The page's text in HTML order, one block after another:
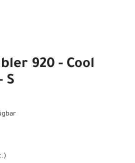
920 - Cool
S